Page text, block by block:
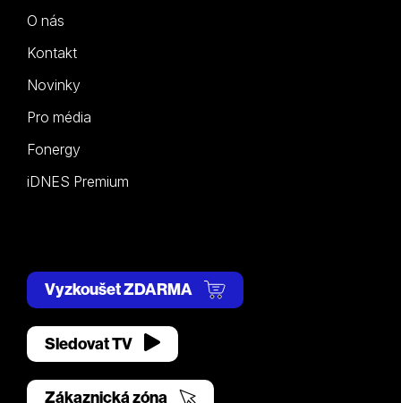
O nás
Kontakt
Novinky
Pro média
Fonergy
iDNES Premium
Vyzkoušet ZDARMA
Sledovat TV
Zákaznická zóna